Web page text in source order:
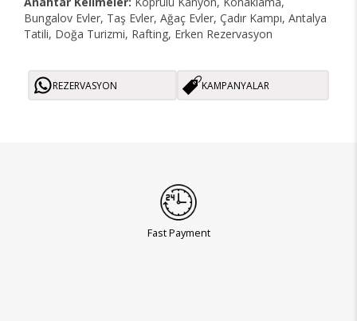
Bungalov Evler, Taş Evler, Ağaç Evler, Çadır Kampı, Antalya
Tatili, Doğa Turizmi, Rafting, Erken Rezervasyon
REZERVASYON KAMPANYALAR
Fast Payment